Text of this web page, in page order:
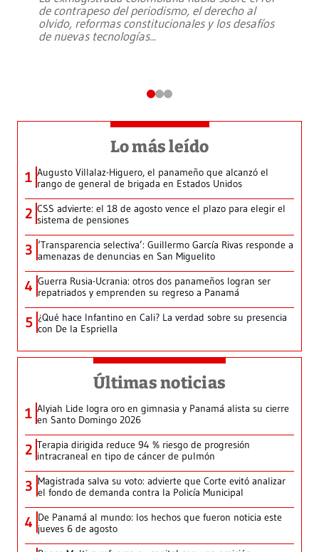
de contrapeso del periodismo, el derecho al
olvido, reformas constitucionales y los desafíos
de nuevas tecnologías...
Lo más leído
1 Augusto Villalaz-Higuero, el panameño que alcanzó el
rango de general de brigada en Estados Unidos
2 CSS advierte: el 18 de agosto vence el plazo para elegir el
sistema de pensiones
3 ‘Transparencia selectiva’: Guillermo García Rivas responde a
amenazas de denuncias en San Miguelito
4 Guerra Rusia-Ucrania: otros dos panameños logran ser
repatriados y emprenden su regreso a Panamá
5 ¿Qué hace Infantino en Cali? La verdad sobre su presencia
con De la Espriella
Últimas noticias
1 Alyiah Lide logra oro en gimnasia y Panamá alista su cierre
en Santo Domingo 2026
2 Terapia dirigida reduce 94 % riesgo de progresión
intracraneal en tipo de cáncer de pulmón
3 Magistrada salva su voto: advierte que Corte evitó analizar
el fondo de demanda contra la Policía Municipal
4 De Panamá al mundo: los hechos que fueron noticia este
jueves 6 de agosto